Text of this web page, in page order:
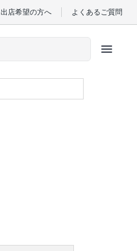
出店希望の方へ よくあるご質問
menu